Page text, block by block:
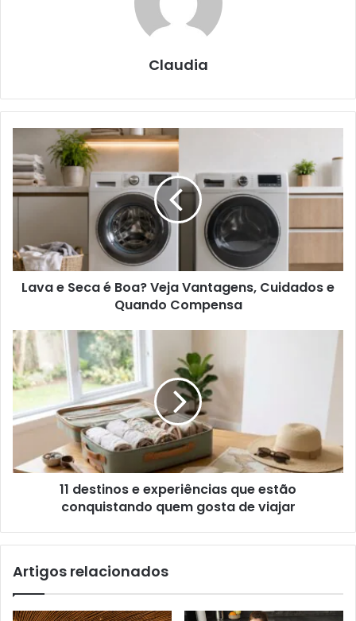
Claudia
Lava e Seca é Boa? Veja Vantagens, Cuidados e
Quando Compensa
11 destinos e experiências que estão
conquistando quem gosta de viajar
Artigos relacionados